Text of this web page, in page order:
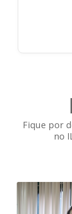
Fique por
no